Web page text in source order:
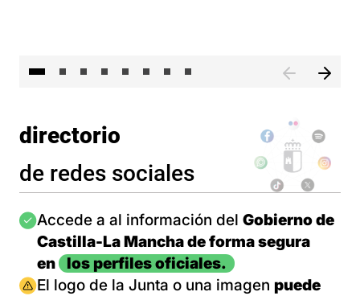
directorio
de redes sociales
Imagen
Accede a al información del Gobierno de
Castilla-La Mancha de forma segura
en
los perfiles oficiales.
Imagen
El logo de la Junta o una imagen puede